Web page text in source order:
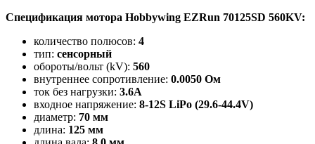
Спецификация мотора Hobbywing EZRun 70125SD 560KV:
количество полюсов: 4
тип: сенсорный
обороты/вольт (kV): 560
внутреннее сопротивление: 0.0050 Ом
ток без нагрузки: 3.6A
входное напряжение: 8-12S LiPo (29.6-44.4V)
диаметр: 70 мм
длина: 125 мм